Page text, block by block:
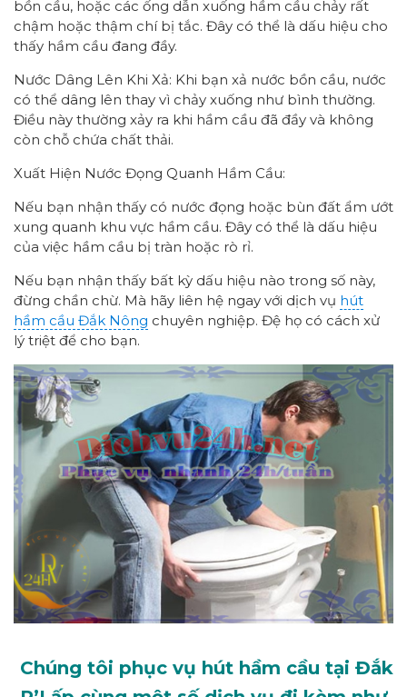
bồn cầu, hoặc các ống dẫn xuống hầm cầu chảy rất
chậm hoặc thậm chí bị tắc. Đây có thể là dấu hiệu cho
thấy hầm cầu đang đầy.
Nước Dâng Lên Khi Xả: Khi bạn xả nước bồn cầu, nước
có thể dâng lên thay vì chảy xuống như bình thường.
Điều này thường xảy ra khi hầm cầu đã đầy và không
còn chỗ chứa chất thải.
Xuất Hiện Nước Đọng Quanh Hầm Cầu:
Nếu bạn nhận thấy có nước đọng hoặc bùn đất ẩm ướt
xung quanh khu vực hầm cầu. Đây có thể là dấu hiệu
của việc hầm cầu bị tràn hoặc rò rỉ.
Nếu bạn nhận thấy bất kỳ dấu hiệu nào trong số này,
đừng chần chừ. Mà hãy liên hệ ngay với dịch vụ hút
hầm cầu Đắk Nông chuyên nghiệp. Đệ họ có cách xử
lý triệt để cho bạn.
Chúng tôi phục vụ hút hầm cầu tại Đắk